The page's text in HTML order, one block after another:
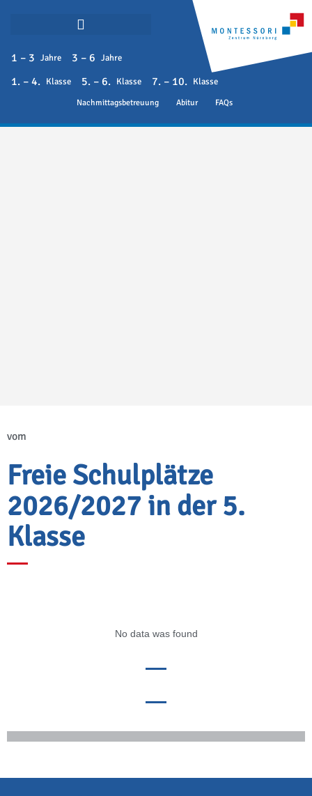
1 – 3 Jahre 3 – 6 Jahre
1. – 4. Klasse 5. – 6. Klasse 7. – 10. Klasse
Nachmittagsbetreuung Abitur FAQs
vom
Freie Schulplätze
2026/2027 in der 5.
Klasse
No data was found